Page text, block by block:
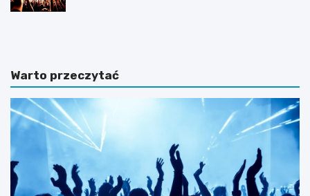
P
D
u
b
a
j
a
r
o
P
w
S
z
t
o
w
i
Warto przeczytać